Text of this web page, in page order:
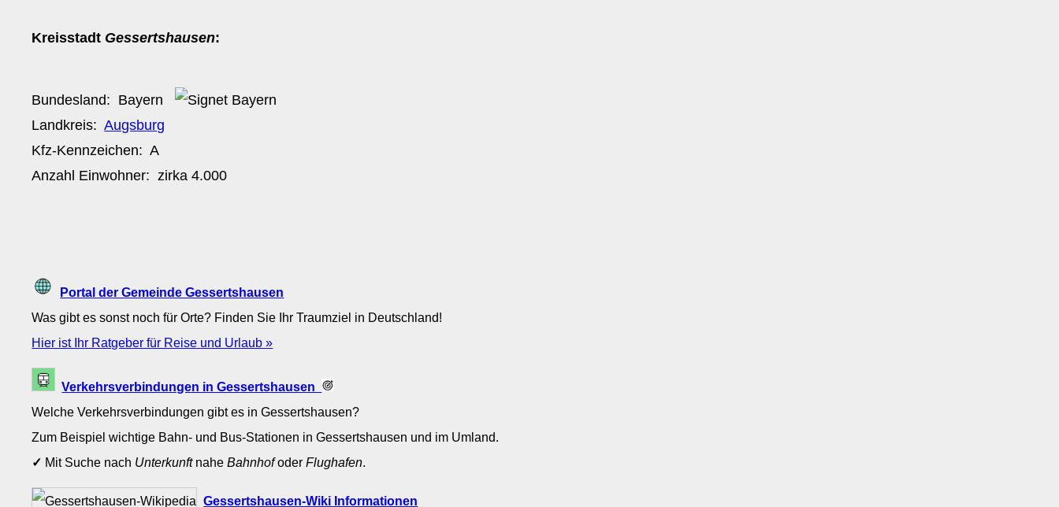
Kreisstadt Gessertshausen:
Bundesland: Bayern
Landkreis:Augsburg
Kfz-Kennzeichen:A
Anzahl Einwohner: zirka4.000
Portal der Gemeinde Gessertshausen
Was gibt es sonst noch für Orte? Finden Sie Ihr Traumziel in Deutschland!
Hier ist Ihr Ratgeber für Reise und Urlaub »
Verkehrsverbindungen in Gessertshausen
Welche Verkehrsverbindungen gibt es in Gessertshausen?
Zum Beispiel wichtige Bahn- und Bus-Stationen in Gessertshausen und im Umland.
✓ Mit Suche nach UnterkunftnaheBahnhofoderFlughafen.
Gessertshausen-Wiki Informationen